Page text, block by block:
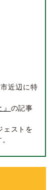
近辺に特
の記事
ェストを